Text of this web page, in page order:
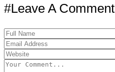
#Leave A Comment